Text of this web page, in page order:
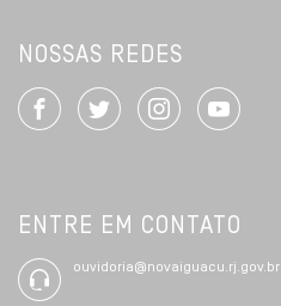
NOSSAS REDES
ENTRE EM CONTATO
ouvidoria@novaiguacu.rj.gov.br